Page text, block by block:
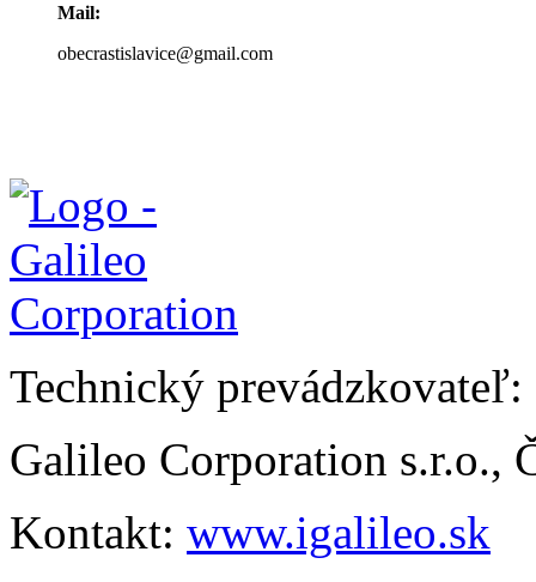
Mail:
obecrastislavice@gmail.com
Technický prevádzkovateľ:
Galileo Corporation s.r.o.,
Kontakt: www.igalileo.sk